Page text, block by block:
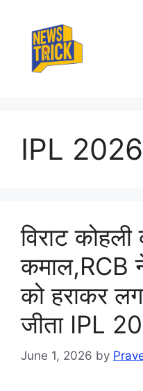
content
IPL
विराट कोहली
कमाल,RCB
को हराकर
जीता IPL
June 1, 2026 by